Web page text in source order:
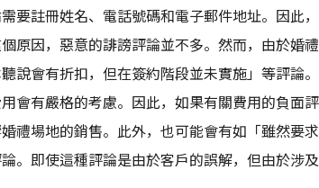
要註冊姓名、電話號碼和電子郵件地址。因此
原因，惡意的誹謗評論並不多。然而，由於婚
說會有折扣，但在簽約階段並未實施」等評論
會有嚴格的考慮。因此，如果有關費用的負面
禮場地的銷售。此外，也可能會有如「雖然要
。即使這種評論是由於客戶的誤解，但由於涉